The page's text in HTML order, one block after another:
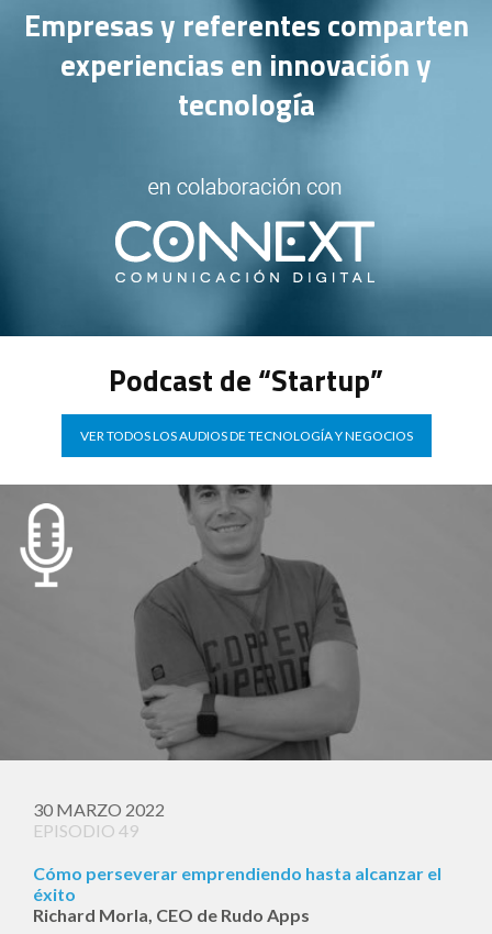
Empresas y referentes comparten
experiencias en innovación y
tecnología
Podcast de “Startup”
VER TODOS LOS AUDIOS DE TECNOLOGÍA Y NEGOCIOS
30 MARZO 2022
EPISODIO 49
Cómo perseverar emprendiendo hasta alcanzar el
éxito
Richard Morla, CEO de Rudo Apps